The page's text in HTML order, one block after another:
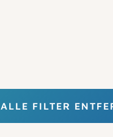
ALLE FILTER